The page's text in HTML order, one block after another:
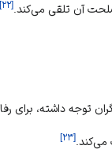
آن تلقی می‏‌کند.[۲۲]
[۲۳]